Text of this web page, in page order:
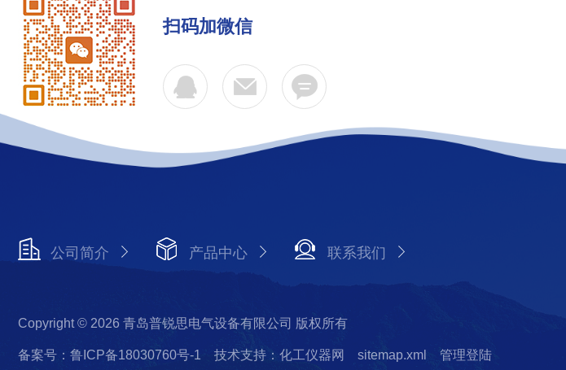
扫码加微信
公司简介 产品中心 联系我们
Copyright © 2026 青岛普锐思电气设备有限公司 版权所有
备案号：鲁ICP备18030760号-1 技术支持：化工仪器网 sitemap.xml 管理登陆